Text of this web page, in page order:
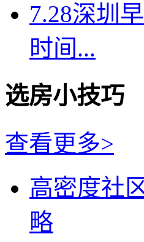
7.28深圳
时间...
选房小技巧
查看更多>
高密度社
略